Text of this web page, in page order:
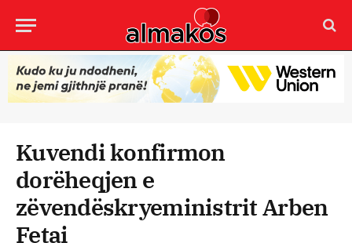
Kuvendi konfirmon
dorëheqjen e
zëvendëskryeministrit Arben
Fetai